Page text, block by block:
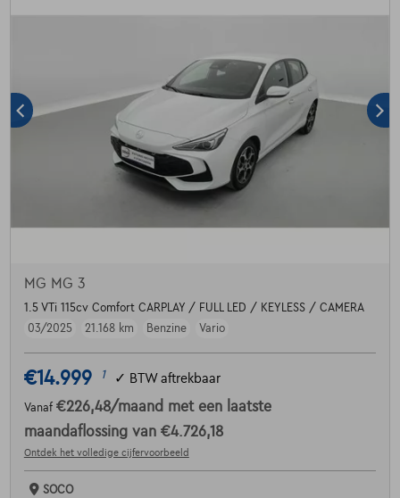
MG MG 3
1.5 VTi 115cv Comfort CARPLAY / FULL LED / KEYLESS / CAMERA
03/2025
21.168 km Benzine Vario
€14.999 1 ✓ BTW aftrekbaar
Vanaf €226,48/maand met een laatste
maandaflossing van €4.726,18
Ontdek het volledige cijfervoorbeeld
SOCO